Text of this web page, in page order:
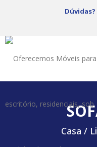
Casa /